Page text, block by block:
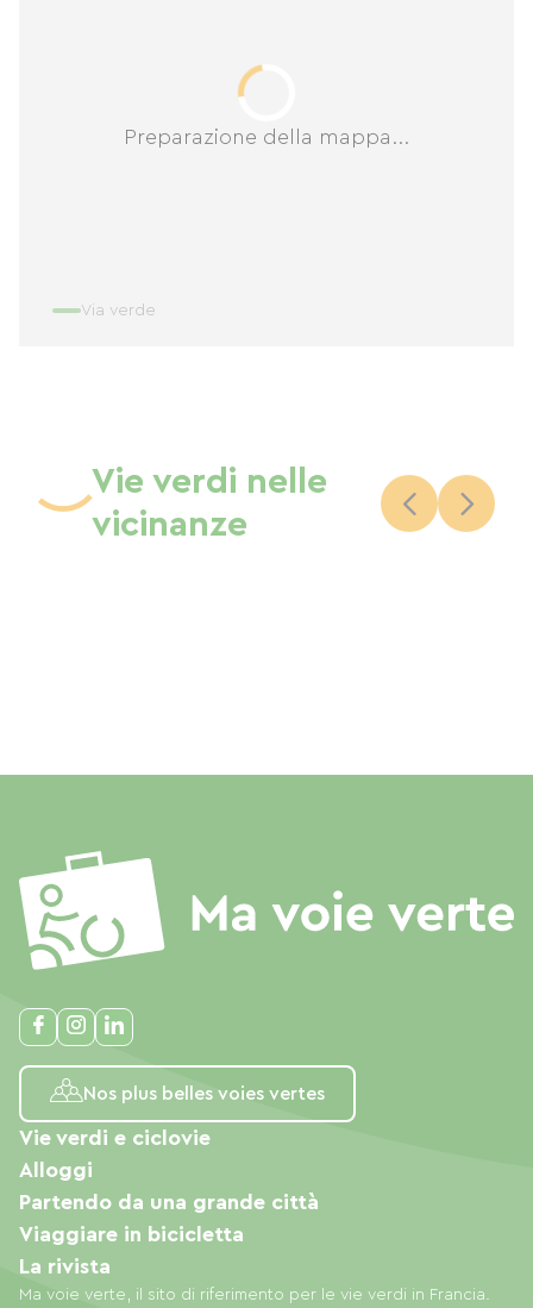
Preparazione della mappa...
Via verde
Vie verdi nelle
vicinanze
Nos plus belles voies vertes
Ma voie verte, il sito di riferimento per le vie verdi in Francia.
Vie verdi e ciclovie
Alloggi
Partendo da una grande città
Viaggiare in bicicletta
La rivista